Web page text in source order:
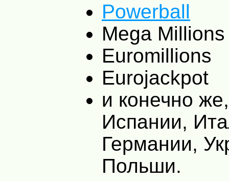
Powerball
Mega Millions
Euromillions
Eurojackpot
и конечно
Испании,
Германии,
Польши.